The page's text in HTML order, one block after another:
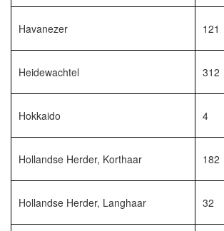
Havanezer 121
Heidewachtel 312
Hokkaido 4
Hollandse Herder, Korthaar 182
Hollandse Herder, Langhaar 32